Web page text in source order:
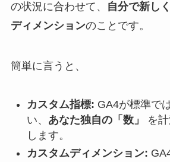
の状況に合わせて、
自分で新し
ディメンションのことです。
簡単に言うと、
カスタム指標: GA4が標準で
い、 あなた独自の「数」
を
します。
カスタムディメンション: